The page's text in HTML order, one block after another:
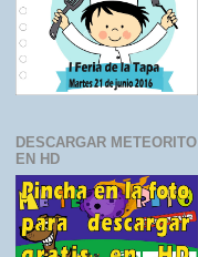
DESCARGAR METEORITO
EN HD